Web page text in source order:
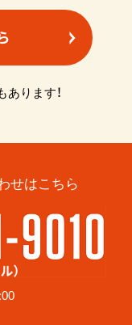
ります！
せはこちら